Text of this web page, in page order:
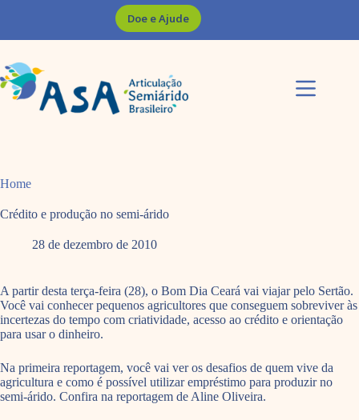
Doe e Ajude
Home
Crédito e produção no semi-árido
28 de dezembro de 2010
A partir desta terça-feira (28), o Bom Dia Ceará vai viajar pelo Sertão.
Você vai conhecer pequenos agricultores que conseguem sobreviver às
incertezas do tempo com criatividade, acesso ao crédito e orientação
para usar o dinheiro.
Na primeira reportagem, você vai ver os desafios de quem vive da
agricultura e como é possível utilizar empréstimo para produzir no
semi-árido. Confira na reportagem de Aline Oliveira.